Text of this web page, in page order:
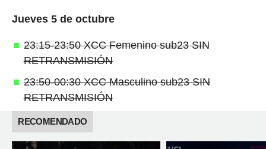
Jueves 5 de octubre
23:15-23:50 XCC Femenino sub23 SIN
RETRANSMISIÓN
23:50-00:30 XCC Masculino sub23 SIN
RETRANSMISIÓN
RECOMENDADO